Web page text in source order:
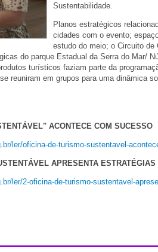
Sustentabilidade.
Planos estratégicos
cidades com o evento;
estudo do meio; o Circuito
do parque Estadual da Serra do Mar/
turísticos faziam parte da
reuniram em grupos para uma dinâmica
ACONTECE COM SUCESSO
ler/oficina-de-turismo-sustentavel-
APRESENTA
ler/2-oficina-de-turismo-sustentavel-